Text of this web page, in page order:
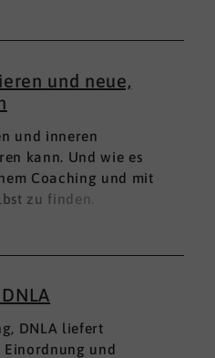
und neue,
und inneren
kann. Und wie es
Coaching und mit
zu finden.
DNLA liefert
Einordnung und